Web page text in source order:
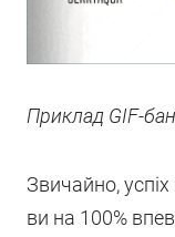
Приклад GIF-
Звичайно,
ви на 100%